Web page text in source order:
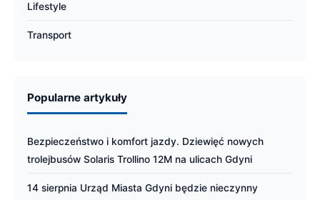
Lifestyle
Transport
Popularne artykuły
Bezpieczeństwo i komfort jazdy. Dziewięć nowych
trolejbusów Solaris Trollino 12M na ulicach Gdyni
14 sierpnia Urząd Miasta Gdyni będzie nieczynny